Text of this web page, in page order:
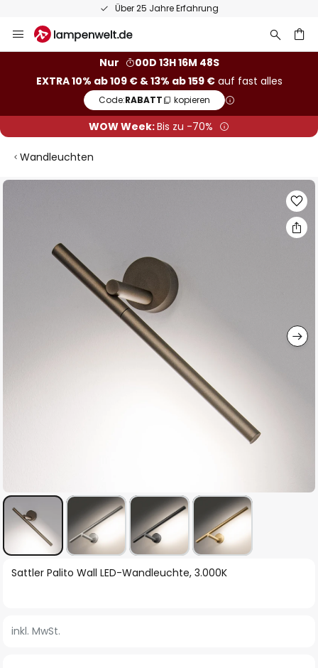
Über 25 Jahre Erfahrung
Inhalt
Nur
00D 13H 16M 47S
EXTRA 10% ab 109 € & 13% ab 159 €auf fast alles
Code:RABATT kopieren
WOW Week:Bis zu -70%
Wandleuchten
Zum
Bildgalerie
Zum
springen
Sattler Palito Wall LED-Wandleuchte, 3.000K
inkl. MwSt.